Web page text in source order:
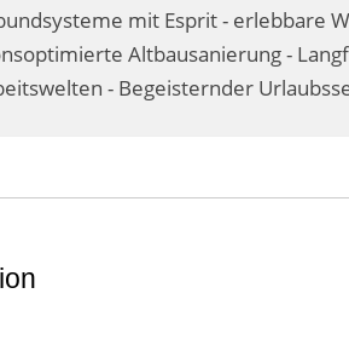
mit Esprit - erlebbare
Altbausanierung -
- Begeisternder